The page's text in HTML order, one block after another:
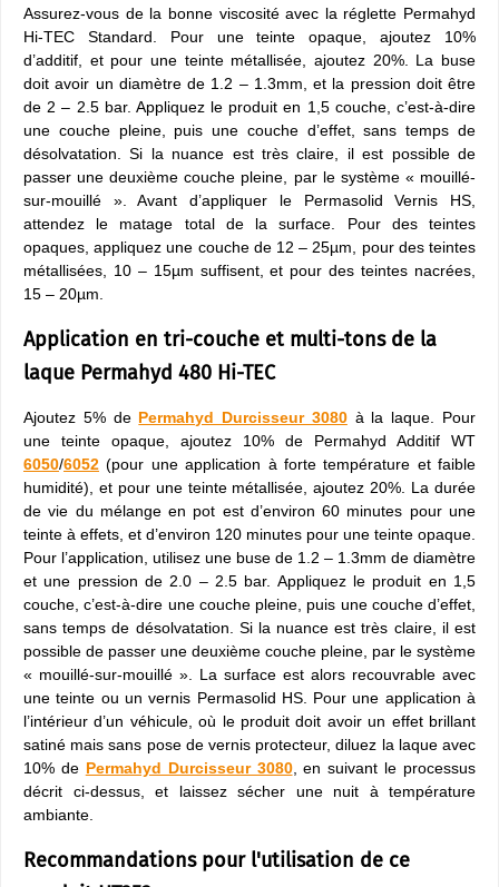
Assurez-vous de la bonne viscosité avec la réglette Permahyd
Hi-TEC Standard. Pour une teinte opaque, ajoutez 10%
d’additif, et pour une teinte métallisée, ajoutez 20%. La buse
doit avoir un diamètre de 1.2 – 1.3mm, et la pression doit être
de 2 – 2.5 bar. Appliquez le produit en 1,5 couche, c’est-à-dire
une couche pleine, puis une couche d’effet, sans temps de
désolvatation. Si la nuance est très claire, il est possible de
passer une deuxième couche pleine, par le système « mouillé-
sur-mouillé ». Avant d’appliquer le Permasolid Vernis HS,
attendez le matage total de la surface. Pour des teintes
opaques, appliquez une couche de 12 – 25µm, pour des teintes
métallisées, 10 – 15µm suffisent, et pour des teintes nacrées,
15 – 20µm.
Application en tri-couche et multi-tons de la
laque Permahyd 480 Hi-TEC
Ajoutez 5% de Permahyd Durcisseur 3080à la laque. Pour
une teinte opaque, ajoutez 10% de Permahyd Additif WT
6050/6052 (pour une application à forte température et faible
humidité), et pour une teinte métallisée, ajoutez 20%. La durée
de vie du mélange en pot est d’environ 60 minutes pour une
teinte à effets, et d’environ 120 minutes pour une teinte opaque.
Pour l’application, utilisez une buse de 1.2 – 1.3mm de diamètre
et une pression de 2.0 – 2.5 bar. Appliquez le produit en 1,5
couche, c’est-à-dire une couche pleine, puis une couche d’effet,
sans temps de désolvatation. Si la nuance est très claire, il est
possible de passer une deuxième couche pleine, par le système
« mouillé-sur-mouillé ». La surface est alors recouvrable avec
une teinte ou un vernis Permasolid HS. Pour une application à
l’intérieur d’un véhicule, où le produit doit avoir un effet brillant
satiné mais sans pose de vernis protecteur, diluez la laque avec
10% de Permahyd Durcisseur 3080, en suivant le processus
décrit ci-dessus, et laissez sécher une nuit à température
ambiante.
Recommandations pour l'utilisation de ce